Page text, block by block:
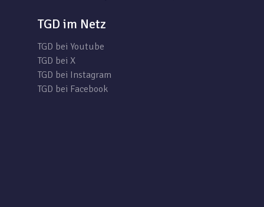
TGD im Netz
TGD bei Youtube
TGD bei X
TGD bei Instagram
TGD bei Facebook